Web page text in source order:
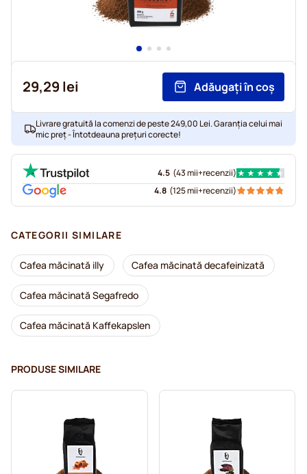
29,29 lei Adăugați în coș
Livrare gratuită la comenzi de peste 249,00 Lei. Garanția celui mai
mic preț - Întotdeauna prețuri corecte!
4.5 (43 mii+recenzii)
4.8 (125 mii+recenzii)
CATEGORII SIMILARE
Cafea măcinată illy Cafea măcinată decafeinizată
Cafea măcinată Segafredo
Cafea măcinată Kaffekapslen
PRODUSE SIMILARE